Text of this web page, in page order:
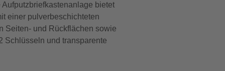
bietet
einer pulverbeschichteten
Seiten- und Rückflächen sowie
Schlüsseln und transparente